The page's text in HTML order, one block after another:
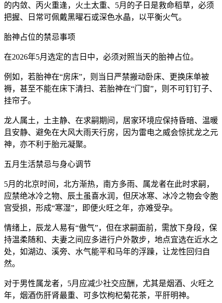
的内敛、丙火重逢，火土太重、5月的子日是救命稻草，必须
把握、日常可佩戴黑曜石或深色水晶，以平衡火气。
胎神占位的禁忌事项
在2026年5月选定的吉日中，必须对照当天的胎神占位。
例如，若胎神在“房床”，则当日严禁搬动卧床、更换床单被
褥，甚至不能在床下清扫、若胎神在“门窗”，则不可钉钉子、
挂帘子。
龙人属土，土主静、在求嗣期间，居家环境应保持昏暗、温暖
且安静、避免在大风大雨天行房，因为雷电之威会惊扰龙之元
神，亦不利于胎元凝聚。
五月生活禁忌与身心调节
5月的北京时间，北方渐热，南方多雨、属龙者在此时求嗣，
应禁绝冰冷之物、辰土虽喜水润，但厌冰寒、冰冷之物会令胞
宫受损，形成“寒湿”，即便火旺之年，亦难受孕。
情绪上，辰龙人易有“傲气”，但在求嗣面前，需放下身段，保
持温柔随和、夫妻之间应多进行户外散步，地点宜选在近水之
处，如湖边、溪旁、水气能平和马年的浮躁，让龙性回归自
然。
对于男性属龙者，5月应减少社交应酬，尤其是烟酒、火旺之
年，烟酒伤肝肾最重、可多饮枸杞菊花茶，平肝明神。